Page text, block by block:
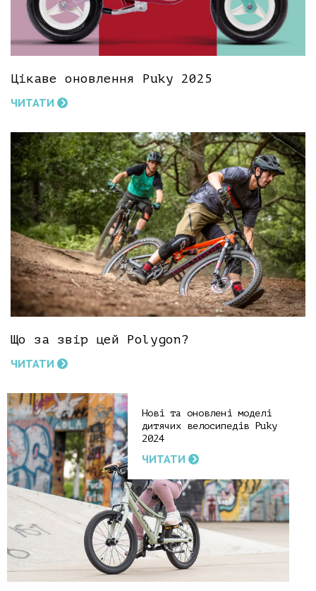
Цікаве оновлення Puky 2025
ЧИТАТИ
Що за звір цей Polygon?
ЧИТАТИ
Нові та оновлені моделі
дитячих велосипедів Puky
2024
ЧИТАТИ